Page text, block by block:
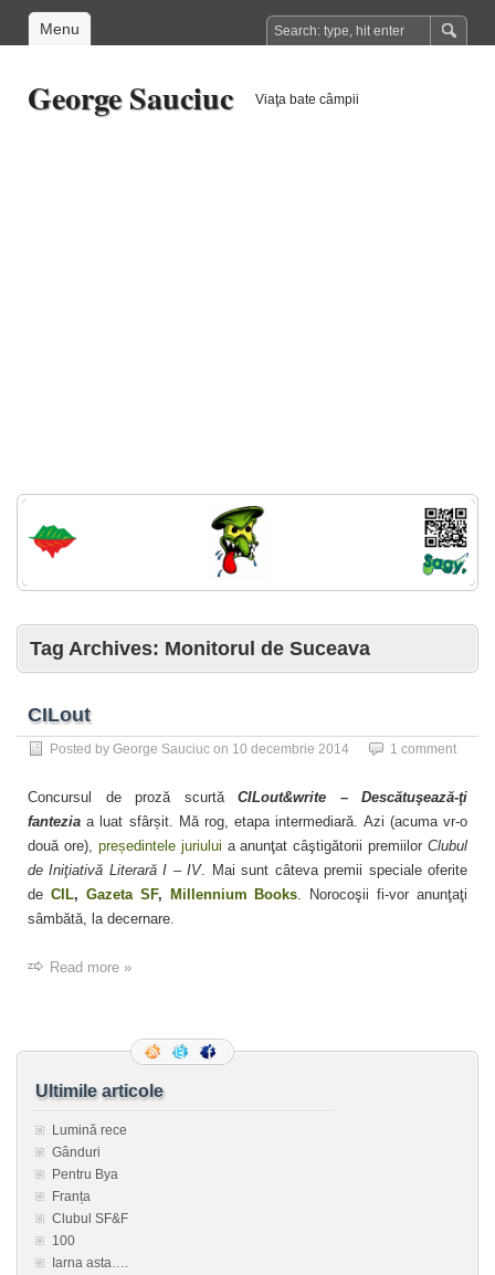
Menu
George Sauciuc Viaţa bate câmpii
Tag Archives: Monitorul de Suceava
CILout
Posted by George Sauciuc on 10 decembrie 2014 1 comment
Concursul de proză scurtă CILout&write – Descătuşează-ţi
fantezia a luat sfârșit. Mă rog, etapa intermediară. Azi (acuma vr-o
două ore), președintele juriului a anunţat câştigătorii premiilor Clubul
de Iniţiativă Literară I – IV. Mai sunt câteva premii speciale oferite
de CIL, Gazeta SF, Millennium Books . Norocoşii fi-vor anunţaţi
sâmbătă, la decernare.
Read more »
Ultimile articole
Lumină rece
Gânduri
Pentru Bya
Franța
Clubul SF&F
100
Iarna asta….